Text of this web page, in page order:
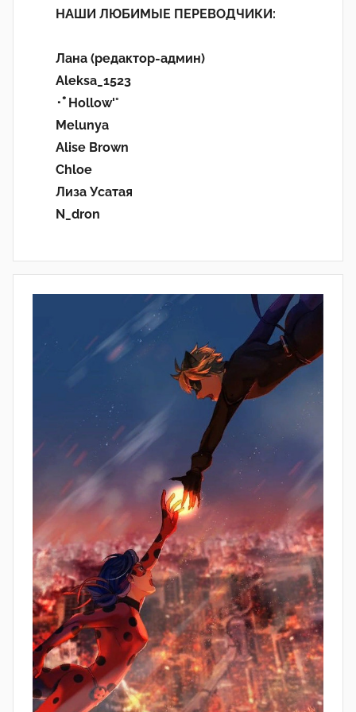
НАШИ ЛЮБИМЫЕ ПЕРЕВОДЧИКИ:
Лана (редактор-админ)
Aleksa_1523
･ﾟHollow'°
Melunya
Alise Brown
Chloe
Лиза Усатая
N_dron